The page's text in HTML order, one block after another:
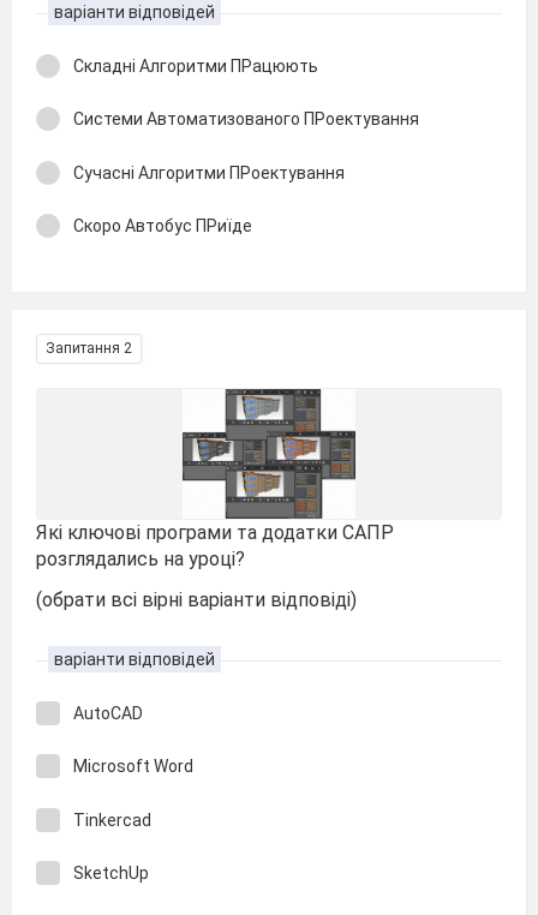
варіанти відповідей
Складні Алгоритми ПРацюють
Системи Автоматизованого ПРоектування
Сучасні Алгоритми ПРоектування
Скоро Автобус ПРиїде
Запитання 2
Які ключові програми та додатки САПР
розглядались на уроці?
(обрати всі вірні варіанти відповіді)
варіанти відповідей
AutoCAD
Microsoft Word
Tinkercad
SketchUp